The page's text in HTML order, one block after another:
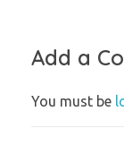
Add a
You must be